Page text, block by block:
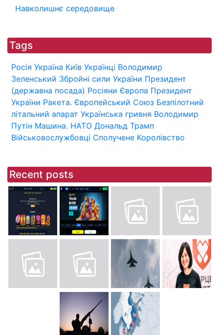
Навколишнє середовище
Tags
Росія Україна Київ Українці Володимир
Зеленський Збройні сили України Президент
(державна посада) Росіяни Європа Президент
України Ракета. Європейський Союз Безпілотний
літальний апарат Українська гривня Володимир
Путін Машина. НАТО Дональд Трамп
Військовослужбовці Сполучене Королівство
Recent posts